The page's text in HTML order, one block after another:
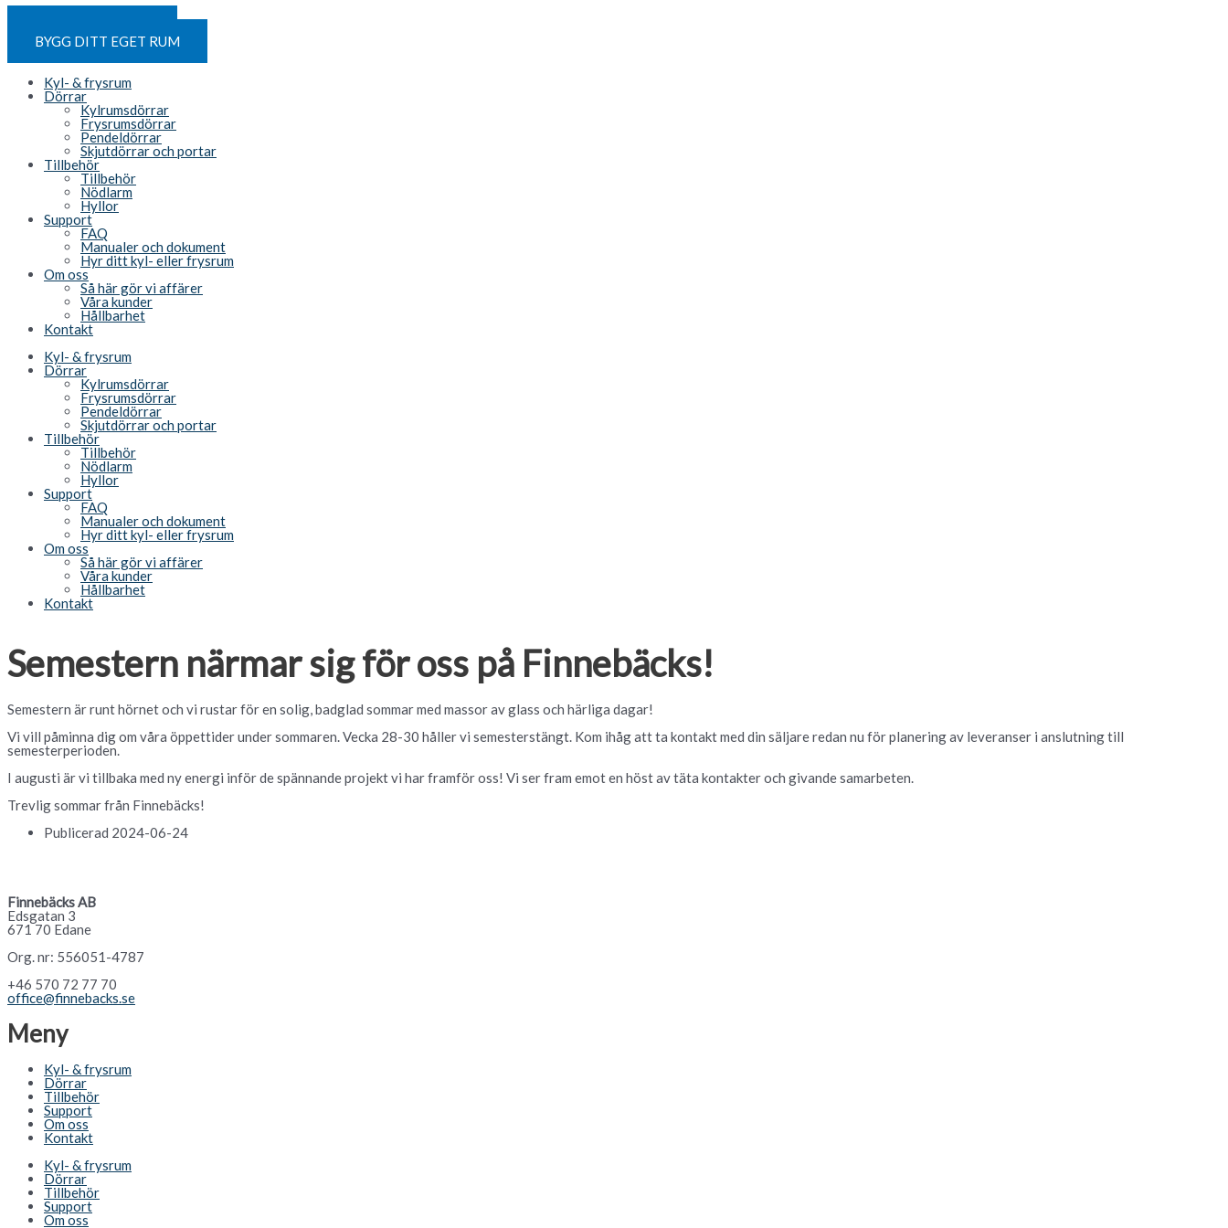
BYGG DITT EGET RUM
Kyl- & frysrum
Dörrar
Kylrumsdörrar
Frysrumsdörrar
Pendeldörrar
Skjutdörrar och portar
Tillbehör
Tillbehör
Nödlarm
Hyllor
Support
FAQ
Manualer och dokument
Hyr ditt kyl- eller frysrum
Om oss
Så här gör vi affärer
Våra kunder
Hållbarhet
Kontakt
Kyl- & frysrum
Dörrar
Kylrumsdörrar
Frysrumsdörrar
Pendeldörrar
Skjutdörrar och portar
Tillbehör
Tillbehör
Nödlarm
Hyllor
Support
FAQ
Manualer och dokument
Hyr ditt kyl- eller frysrum
Om oss
Så här gör vi affärer
Våra kunder
Hållbarhet
Kontakt
Semestern närmar sig för oss på Finnebäcks!
Semestern är runt hörnet och vi rustar för en solig, badglad sommar med massor av glass och härliga dagar!
Vi vill påminna dig om våra öppettider under sommaren. Vecka 28-30 håller vi semesterstängt. Kom ihåg att ta kontakt med din säljare redan nu för planering av leveranser i anslutning till
semesterperioden.
I augusti är vi tillbaka med ny energi inför de spännande projekt vi har framför oss! Vi ser fram emot en höst av täta kontakter och givande samarbeten.
Trevlig sommar från Finnebäcks!
Publicerad 2024-06-24
Finnebäcks AB
Edsgatan 3
671 70 Edane
Org. nr: 556051-4787
+46 570 72 77 70
office@finnebacks.se
Meny
Kyl- & frysrum
Dörrar
Tillbehör
Support
Om oss
Kontakt
Kyl- & frysrum
Dörrar
Tillbehör
Support
Om oss